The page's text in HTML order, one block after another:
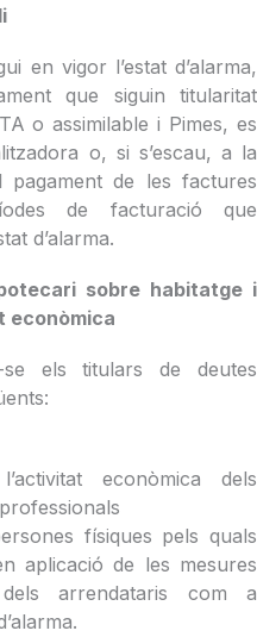
en vigor l’estat d’alarma,
que siguin titularitat
o assimilable i Pimes, es
o, si s’escau, a la
pagament de les factures
de facturació que
d’alarma.
sobre habitatge i
econòmica
se els titulars de deutes
econòmica dels
físiques pels quals
aplicació de les mesures
arrendataris com a